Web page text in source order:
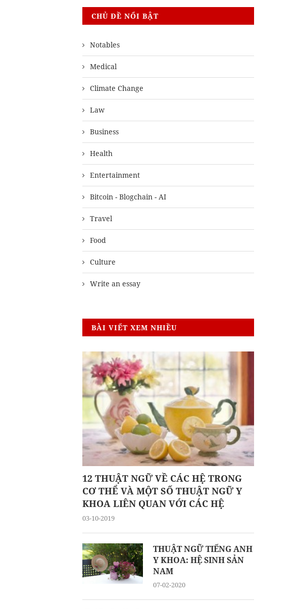
CHỦ ĐỀ NỔI BẬT
Notables
Medical
Climate Change
Law
Business
Health
Entertainment
Bitcoin - Blogchain - AI
Travel
Food
Culture
Write an essay
BÀI VIẾT XEM NHIỀU
12 THUẬT NGỮ VỀ CÁC HỆ TRONG
CƠ THỂ VÀ MỘT SỐ THUẬT NGỮ Y
KHOA LIÊN QUAN VỚI CÁC HỆ
03-10-2019
THUẬT NGỮ TIẾNG ANH
Y KHOA: HỆ SINH SẢN
NAM
07-02-2020